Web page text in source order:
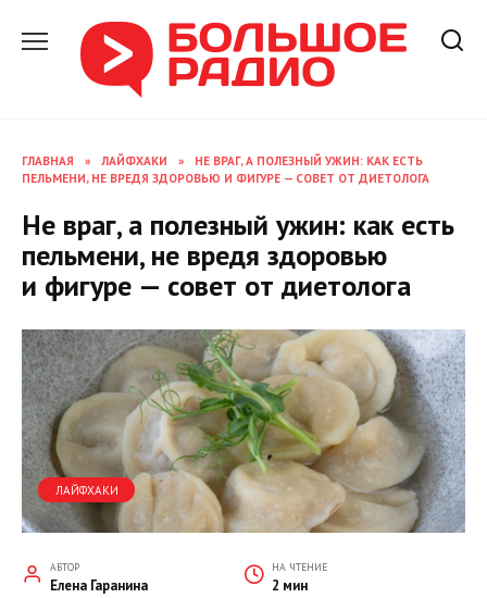
содержанию
ГЛАВНАЯ » ЛАЙФХАКИ »
НЕ ВРАГ, А ПОЛЕЗНЫЙ УЖИН: КАК ЕСТЬ
ПЕЛЬМЕНИ, НЕ ВРЕДЯ ЗДОРОВЬЮ И ФИГУРЕ — СОВЕТ ОТ ДИЕТОЛОГА
Не враг, а полезный ужин: как есть
пельмени, не вредя здоровью
и фигуре — совет от диетолога
ЛАЙФХАКИ
АВТОР
Елена Гаранина
НА ЧТЕНИЕ
2 мин